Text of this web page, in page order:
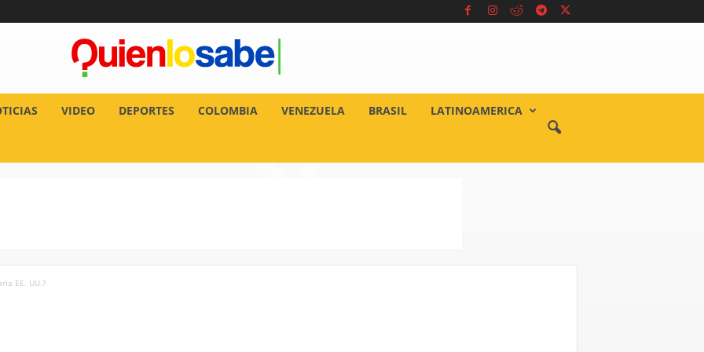
VIDEO DEPORTES COLOMBIA VENEZUELA BRASIL LATINOAMERICA
EE. UU.?